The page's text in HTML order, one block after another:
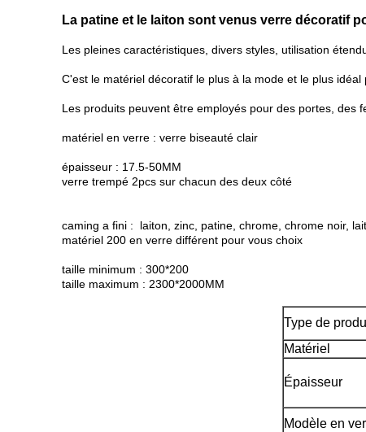
La patine et le laiton sont venus verre décoratif
Les pleines caractéristiques, divers styles, utilisation
C'est le matériel décoratif le plus à la mode et le plus
Les produits peuvent être employés pour des portes, des
matériel en verre : verre biseauté clair
épaisseur : 17.5-50MM
verre trempé 2pcs sur chacun des deux côté
caming a fini : laiton, zinc, patine, chrome, chrome noir,
matériel 200 en verre différent pour vous choix
taille minimum : 300*200
taille maximum : 2300*2000MM
Type de
Matériel
Épaisseur
Modèle en